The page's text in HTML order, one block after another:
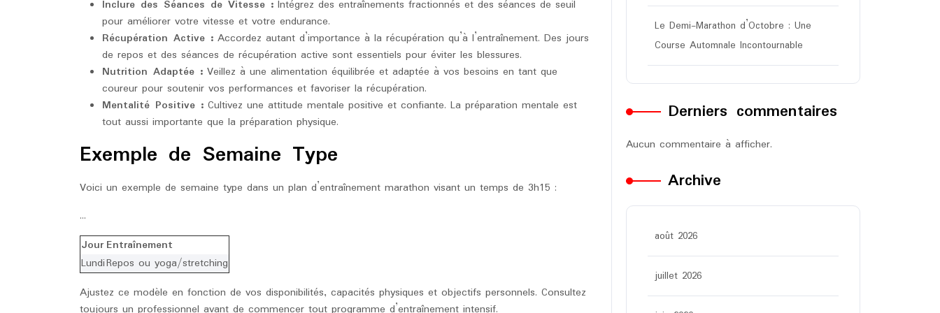
Inclure des Séances de Vitesse : Intégrez des entraînements fractionnés et des séances de seuil
pour améliorer votre vitesse et votre endurance.
Récupération Active : Accordez autant d’importance à la récupération qu’à l’entraînement. Des jours
de repos et des séances de récupération active sont essentiels pour éviter les blessures.
Nutrition Adaptée : Veillez à une alimentation équilibrée et adaptée à vos besoins en tant que
coureur pour soutenir vos performances et favoriser la récupération.
Mentalité Positive : Cultivez une attitude mentale positive et confiante. La préparation mentale est
tout aussi importante que la préparation physique.
Exemple de Semaine Type
Voici un exemple de semaine type dans un plan d’entraînement marathon visant un temps de 3h15 :
…
Jour Entraînement
LundiRepos ou yoga/stretching
Ajustez ce modèle en fonction de vos disponibilités, capacités physiques et objectifs personnels. Consultez
toujours un professionnel avant de commencer tout programme d’entraînement intensif.
Le Demi-Marathon d’Octobre : Une
Course Automnale Incontournable
Derniers commentaires
Aucun commentaire à afficher.
Archive
août 2026
juillet 2026